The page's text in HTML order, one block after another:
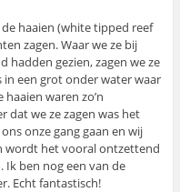
haaien (white tipped reef
zagen. Waar we ze bij
hadden gezien, zagen we ze
in een grot onder water waar
waren zo’n
dat we ze zagen was het
onze gang gaan en wij
wordt het vooral ontzettend
Ik ben nog een van de
Echt fantastisch!